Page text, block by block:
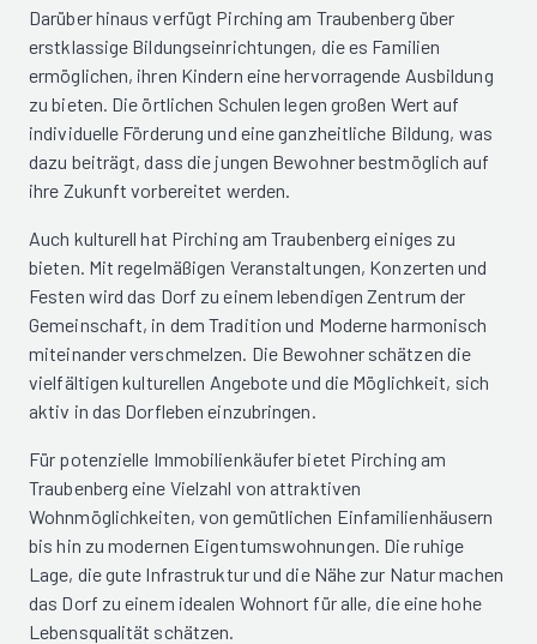
Darüber hinaus verfügt Pirching am Traubenberg über
erstklassige Bildungseinrichtungen, die es Familien
ermöglichen, ihren Kindern eine hervorragende Ausbildung
zu bieten. Die örtlichen Schulen legen großen Wert auf
individuelle Förderung und eine ganzheitliche Bildung, was
dazu beiträgt, dass die jungen Bewohner bestmöglich auf
ihre Zukunft vorbereitet werden.
Auch kulturell hat Pirching am Traubenberg einiges zu
bieten. Mit regelmäßigen Veranstaltungen, Konzerten und
Festen wird das Dorf zu einem lebendigen Zentrum der
Gemeinschaft, in dem Tradition und Moderne harmonisch
miteinander verschmelzen. Die Bewohner schätzen die
vielfältigen kulturellen Angebote und die Möglichkeit, sich
aktiv in das Dorfleben einzubringen.
Für potenzielle Immobilienkäufer bietet Pirching am
Traubenberg eine Vielzahl von attraktiven
Wohnmöglichkeiten, von gemütlichen Einfamilienhäusern
bis hin zu modernen Eigentumswohnungen. Die ruhige
Lage, die gute Infrastruktur und die Nähe zur Natur machen
das Dorf zu einem idealen Wohnort für alle, die eine hohe
Lebensqualität schätzen.